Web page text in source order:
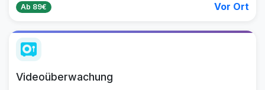
Ab 89€ Vor Ort
Videoüberwachung